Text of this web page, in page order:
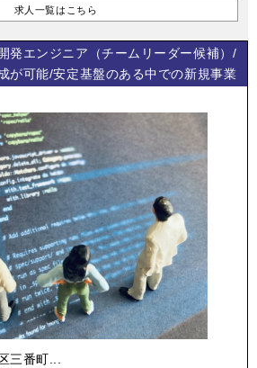
求人一覧はこちら
発エンジニア（チームリーダー候補）/
が可能/安定基盤のある中での新規事業
三番町...